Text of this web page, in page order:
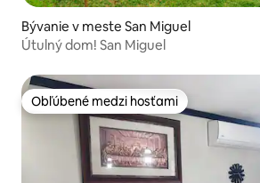
Bývanie v meste San Miguel
Útulný dom! San Miguel
Obľúbené medzi hosťami
Obľúbené medzi hosťami